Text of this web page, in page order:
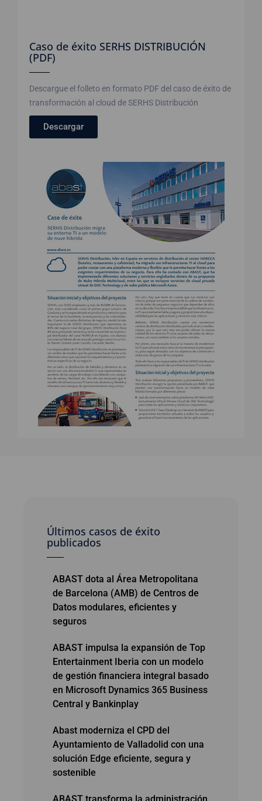
Caso de éxito SERHS DISTRIBUCIÓN
(PDF)
Descargue el folleto en formato PDF del caso de éxito de
transformación al cloud de SERHS Distribución
Descargar
Últimos casos de éxito
publicados
ABAST dota al Área Metropolitana
de Barcelona (AMB) de Centros de
Datos modulares, eficientes y
seguros
ABAST impulsa la expansión de Top
Entertainment Iberia con un modelo
de gestión financiera integral basado
en Microsoft Dynamics 365 Business
Central y Bankinplay
Abast moderniza el CPD del
Ayuntamiento de Valladolid con una
solución Edge eficiente, segura y
sostenible